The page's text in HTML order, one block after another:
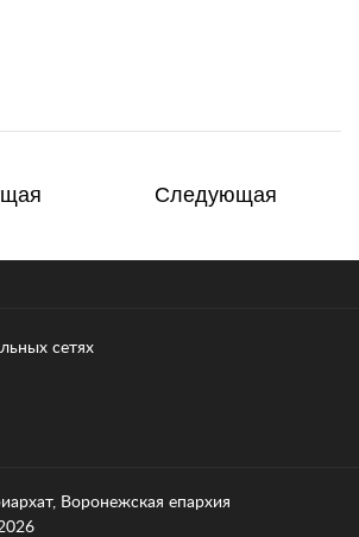
Следующая
сетях
Воронежcкая епархия